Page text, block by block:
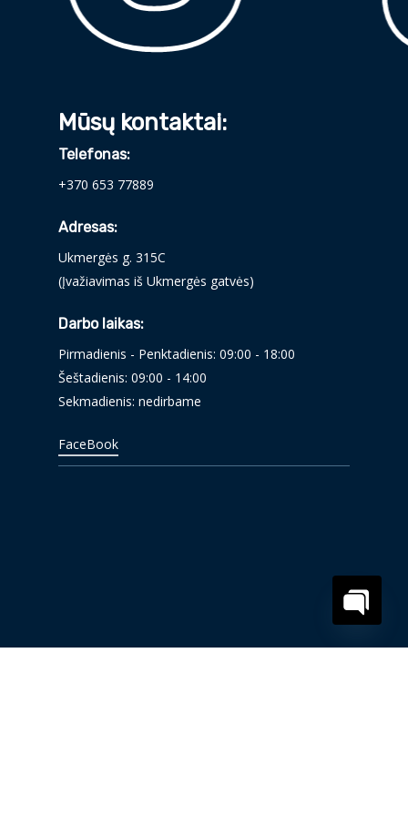
Mūsų kontaktai:
Telefonas:
+370 653 77889
Adresas:
Ukmergės g. 315C
(Įvažiavimas iš Ukmergės gatvės)
Darbo laikas:
Pirmadienis - Penktadienis: 09:00 - 18:00
Šeštadienis: 09:00 - 14:00
Sekmadienis: nedirbame
FaceBook
chaty